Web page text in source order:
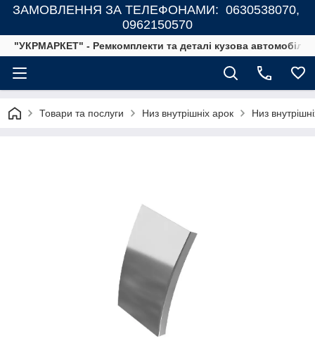
ЗАМОВЛЕННЯ ЗА ТЕЛЕФОНАМИ: 0630538070,
0962150570
"УКРМАРКЕТ" - Ремкомплекти та деталі кузова автомобілів
Товари та послуги Низ внутрішніх арок Низ